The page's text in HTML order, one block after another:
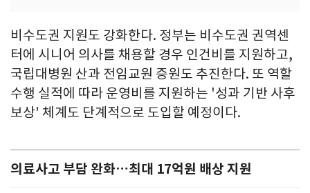
비수도권 지원도 강화한다. 정부는 비수도권 권역센
터에 시니어 의사를 채용할 경우 인건비를 지원하고,
국립대병원 산과 전임교원 증원도 추진한다. 또 역할
수행 실적에 따라 운영비를 지원하는 '성과 기반 사후
보상' 체계도 단계적으로 도입할 예정이다.
의료사고 부담 완화…최대 17억원 배상 지원